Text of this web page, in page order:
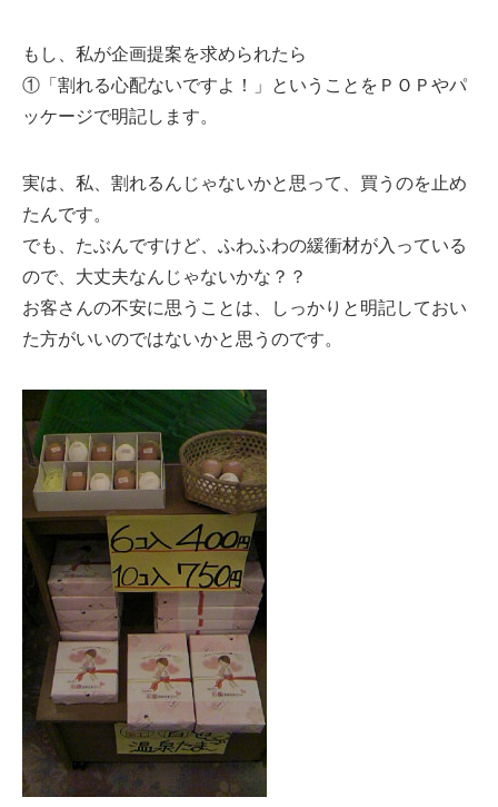
もし、私が企画提案を求められたら
①「割れる心配ないですよ！」ということをＰＯＰやパ
ッケージで明記します。
実は、私、割れるんじゃないかと思って、買うのを止め
たんです。
でも、たぶんですけど、ふわふわの緩衝材が入っている
ので、大丈夫なんじゃないかな？？
お客さんの不安に思うことは、しっかりと明記しておい
た方がいいのではないかと思うのです。